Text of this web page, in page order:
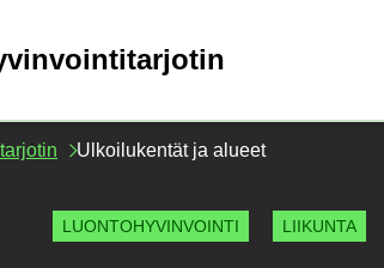
Ulkoilukentät ja alueet
LUONTOHYVINVOINTI LIIKUNTA